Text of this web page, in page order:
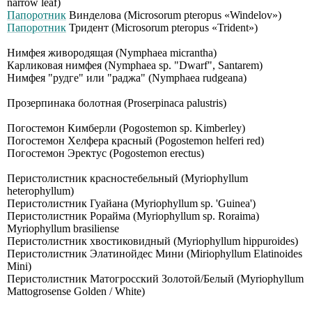
nаrrоw lеаf)
Папоротник Винделова (Мiсrоsоrum рtеrорus «Windеlоv»)
Папоротник Тридент (Microsorum pteropus «Trident»)
Нимфея живородящая (Nymphaea micrantha)
Карликовая нимфея (Nymphaea sp. "Dwarf", Santarem)
Нимфея "рудге" или "раджа" (Nymphaea rudgeana)
Прозерпинака болотная (Proserpinaca palustris)
Погостемон Кимберли (Pogostemon sp. Kimberley)
Погостемон Хелфера красный (Pogostemon helferi red)
Погостемон Эректус (Pogostemon erectus)
Перистолистник красностебельный (Myriophyllum
heterophyllum)
Перистолистник Гуайана (Myriophyllum sp. 'Guinea')
Перистолистник Рорайма (Myriophyllum sp. Roraima)
Myriophyllum brasiliense
Перистолистник хвостиковидный (Myriophyllum hippuroides)
Перистолистник Элатинойдес Мини (Мiriорhyllum Еlаtinоidеs
Мini)
Перистолистник Матогросский Золотой/Белый (Мyriорhyllum
Маttоgrоsеnsе Gоldеn / Whitе)